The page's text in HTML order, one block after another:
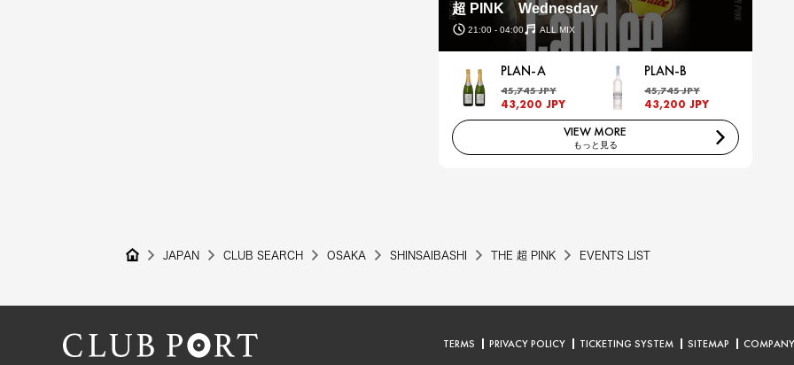
超 PINK Wednesday
21:00 - 04:00 ALL MIX
PLAN-A
45,745 JPY
43,200 JPY
PLAN-B
45,745 JPY
43,200 JPY
VIEW MORE
もっと見る
JAPAN CLUB SEARCH OSAKA SHINSAIBASHI THE 超 PINK EVENTS LIST
TERMS PRIVACY POLICY TICKETING SYSTEM SITEMAP COMPANY